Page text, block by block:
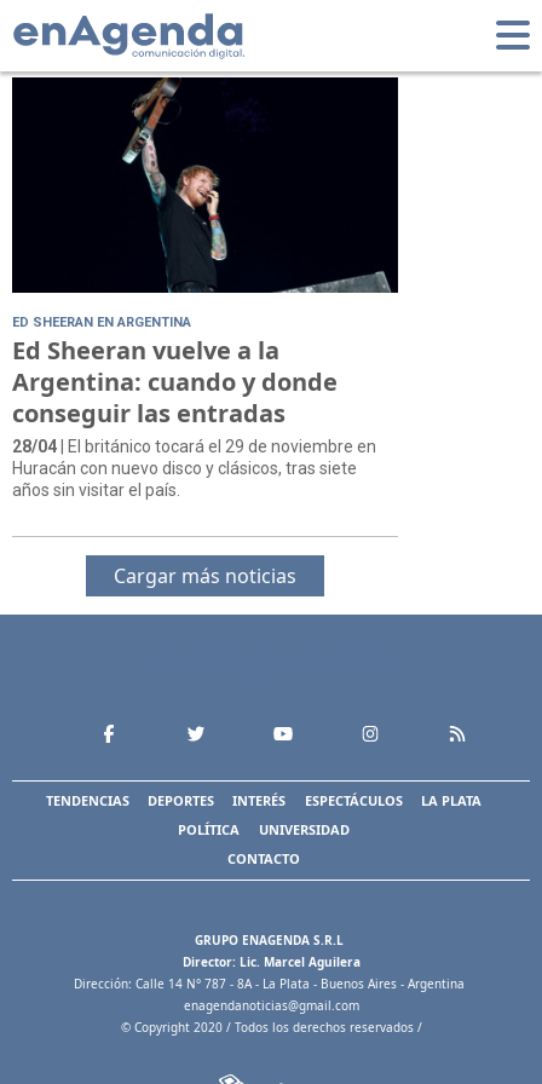
Tag: FINNEAS
ED SHEERAN EN ARGENTINA
Ed Sheeran vuelve a la
Argentina: cuando y donde
conseguir las entradas
28/04 | El británico tocará el 29 de noviembre en
Huracán con nuevo disco y clásicos, tras siete
años sin visitar el país.
Cargar más noticias
TENDENCIAS DEPORTES INTERÉS ESPECTÁCULOS
LA PLATA
POLÍTICA
UNIVERSIDAD
CONTACTO
GRUPO ENAGENDA S.R.L
Director: Lic. Marcel Aguilera
Dirección: Calle 14 N° 787 - 8A - La Plata - Buenos Aires - Argentina
enagendanoticias@gmail.com
© Copyright 2020 / Todos los derechos reservados /